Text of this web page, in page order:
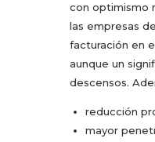
con optimismo
las empresas
facturación en
aunque un
descensos.
reducción
mayor